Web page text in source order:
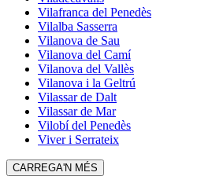
Vilafranca del Penedès
Vilalba Sasserra
Vilanova de Sau
Vilanova del Camí
Vilanova del Vallès
Vilanova i la Geltrú
Vilassar de Dalt
Vilassar de Mar
Vilobí del Penedès
Viver i Serrateix
CARREGA'N MÉS